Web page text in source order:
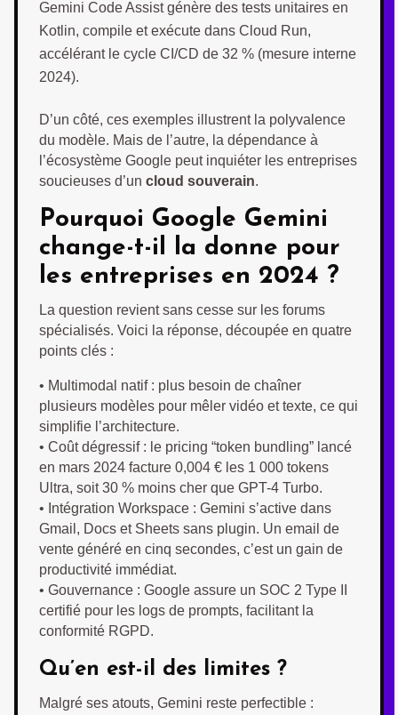
Gemini Code Assist génère des tests unitaires en
Kotlin, compile et exécute dans Cloud Run,
accélérant le cycle CI/CD de 32 % (mesure interne
2024).
D’un côté, ces exemples illustrent la polyvalence
du modèle. Mais de l’autre, la dépendance à
l’écosystème Google peut inquiéter les entreprises
soucieuses d’un cloud souverain.
Pourquoi Google Gemini
change-t-il la donne pour
les entreprises en 2024 ?
La question revient sans cesse sur les forums
spécialisés. Voici la réponse, découpée en quatre
points clés :
• Multimodal natif : plus besoin de chaîner
plusieurs modèles pour mêler vidéo et texte, ce qui
simplifie l’architecture.
• Coût dégressif : le pricing “token bundling” lancé
en mars 2024 facture 0,004 € les 1 000 tokens
Ultra, soit 30 % moins cher que GPT-4 Turbo.
• Intégration Workspace : Gemini s’active dans
Gmail, Docs et Sheets sans plugin. Un email de
vente généré en cinq secondes, c’est un gain de
productivité immédiat.
• Gouvernance : Google assure un SOC 2 Type II
certifié pour les logs de prompts, facilitant la
conformité RGPD.
Qu’en est-il des limites ?
Malgré ses atouts, Gemini reste perfectible :